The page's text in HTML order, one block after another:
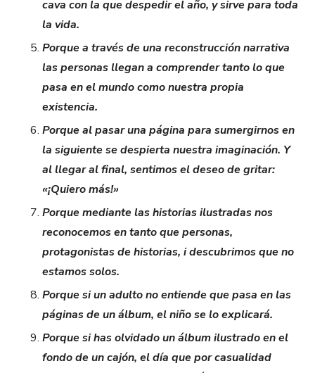
cava con la que despedir el año, y sirve para toda
la vida.
Porque a través de una reconstrucción narrativa
las personas llegan a comprender tanto lo que
pasa en el mundo como nuestra propia
existencia.
Porque al pasar una página para sumergirnos en
la siguiente se despierta nuestra imaginación. Y
al llegar al final, sentimos el deseo de gritar:
«¡Quiero más!»
Porque mediante las historias ilustradas nos
reconocemos en tanto que personas,
protagonistas de historias, i descubrimos que no
estamos solos.
Porque si un adulto no entiende que pasa en las
páginas de un álbum, el niño se lo explicará.
Porque si has olvidado un álbum ilustrado en el
fondo de un cajón, el día que por casualidad